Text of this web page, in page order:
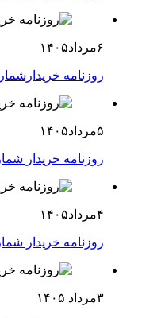
۶مرداد۱۴۰۵
روزنامه
۵مرداد۱۴۰۵
روزنامه خریدار
۴مرداد۱۴۰۵
روزنامه خریدار شماره
۳مرداد ۱۴۰۵